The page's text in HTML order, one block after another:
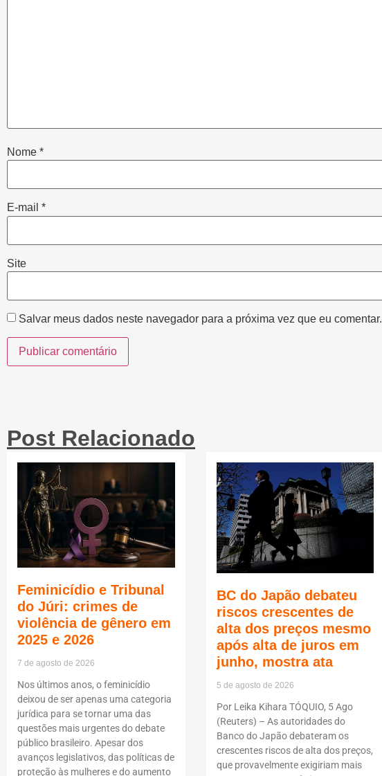
Nome *
E-mail *
Site
Salvar meus dados neste navegador para a próxima vez que eu comentar.
Post Relacionado
Feminicídio e Tribunal
do Júri: crimes de
violência de gênero em
2025 e 2026
7 de agosto de 2026
Nos últimos anos, o feminicídio
deixou de ser apenas uma categoria
jurídica para se tornar uma das
questões mais urgentes do debate
público brasileiro. Apesar dos
avanços legislativos, das políticas de
proteção às mulheres e do aumento
BC do Japão debateu
riscos crescentes de
alta dos preços mesmo
após alta de juros em
junho, mostra ata
5 de agosto de 2026
Por Leika Kihara TÓQUIO, 5 Ago
(Reuters) – As autoridades do
Banco do Japão debateram os
crescentes riscos de alta dos preços,
que provavelmente exigiriam mais